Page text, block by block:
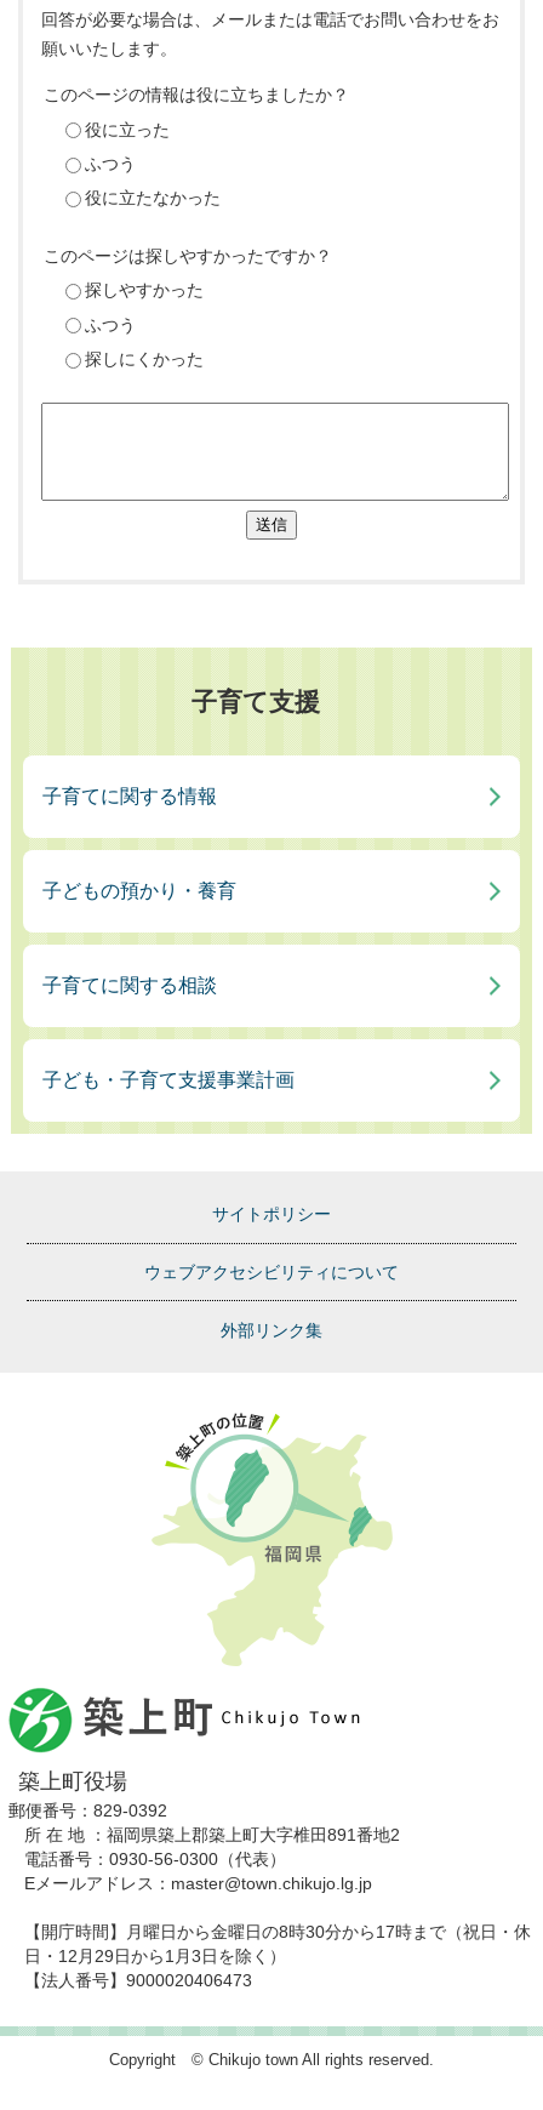
回答が必要な場合は、メールまたは電話でお問い合わせをお
願いいたします。
このページの情報は役に立ちましたか？
役に立った
ふつう
役に立たなかった
このページは探しやすかったですか？
探しやすかった
ふつう
探しにくかった
送信
子育て支援
子育てに関する情報
子どもの預かり・養育
子育てに関する相談
子ども・子育て支援事業計画
サイトポリシー
ウェブアクセシビリティについて
外部リンク集
築上町役場
郵便番号：829-0392
所 在 地 ：福岡県築上郡築上町大字椎田891番地2
電話番号：0930-56-0300（代表）
Eメールアドレス：master@town.chikujo.lg.jp
【開庁時間】月曜日から金曜日の8時30分から17時まで（祝日・休
日・12月29日から1月3日を除く）
【法人番号】9000020406473
Copyright © Chikujo town All rights reserved.